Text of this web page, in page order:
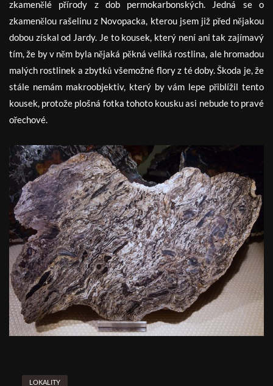
zkamenělé přírody z dob permokarbonských. Jedná se o
zkamenělou rašelinu z Novopacka, kterou jsem již před nějakou
dobou získal od Jardy. Je to kousek, který není ani tak zajímavý
tím, že by v něm byla nějaká pěkná veliká rostlina, ale hromadou
malých rostlinek a zbytků všemožné flory z té doby. Škoda je, že
stále nemám makroobjektiv, který by vám lepe přiblížil tento
kousek, protože plošná fotka tohoto kousku asi nebude to pravé
ořechové.
LOKALITY